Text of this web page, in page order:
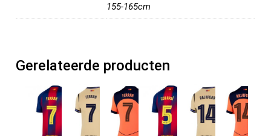
155-165cm
Gerelateerde producten